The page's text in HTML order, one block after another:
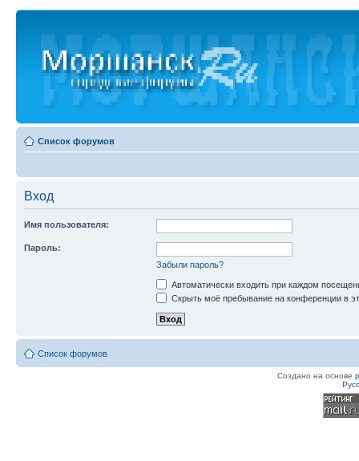
Список форумов
Вход
Имя пользователя:
Пароль:
Забыли пароль?
Автоматически входить при каждом
Скрыть моё пребывание на конференции в
Список форумов
Создано на основе